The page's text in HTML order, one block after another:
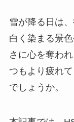
雪が降る日は
白く染まる景
さに心を奪わ
つもより疲れ
でしょうか。